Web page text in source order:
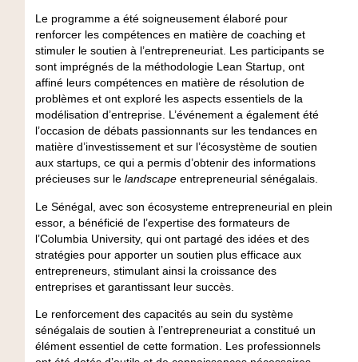
Le programme a été soigneusement élaboré pour
renforcer les compétences en matière de coaching et
stimuler le soutien à l’entrepreneuriat. Les participants se
sont imprégnés de la méthodologie Lean Startup, ont
affiné leurs compétences en matière de résolution de
problèmes et ont exploré les aspects essentiels de la
modélisation d’entreprise. L’événement a également été
l’occasion de débats passionnants sur les tendances en
matière d’investissement et sur l’écosystème de soutien
aux startups, ce qui a permis d’obtenir des informations
précieuses sur le landscapeentrepreneurial sénégalais.
Le Sénégal, avec son écosysteme entrepreneurial en plein
essor, a bénéficié de l’expertise des formateurs de
l’Columbia University, qui ont partagé des idées et des
stratégies pour apporter un soutien plus efficace aux
entrepreneurs, stimulant ainsi la croissance des
entreprises et garantissant leur succès.
Le renforcement des capacités au sein du système
sénégalais de soutien à l’entrepreneuriat a constitué un
élément essentiel de cette formation. Les professionnels